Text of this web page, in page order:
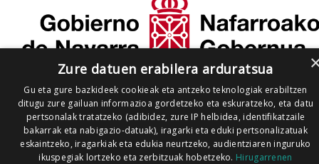
Zure datuen erabilera arduratsua
Gu eta gure bazkideek cookieak eta antzeko teknologiak erabiltzen
ditugu zure gailuan informazioa gordetzeko eta eskuratzeko, eta datu
pertsonalak tratatzeko (adibidez, zure IP helbidea, identifikatzaile
bakarrak eta nabigazio-datuak), iragarki eta eduki pertsonalizatuak
eskaintzeko, iragarkiak eta edukia neurtzeko, audientziaren inguruko
ikuspegiak lortzeko eta zerbitzuak hobetzeko. Hirugarrenen